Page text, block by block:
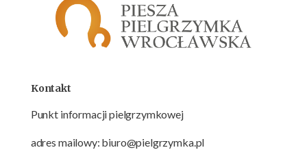
Kontakt
Punkt informacji pielgrzymkowej
adres mailowy: biuro@pielgrzymka.pl